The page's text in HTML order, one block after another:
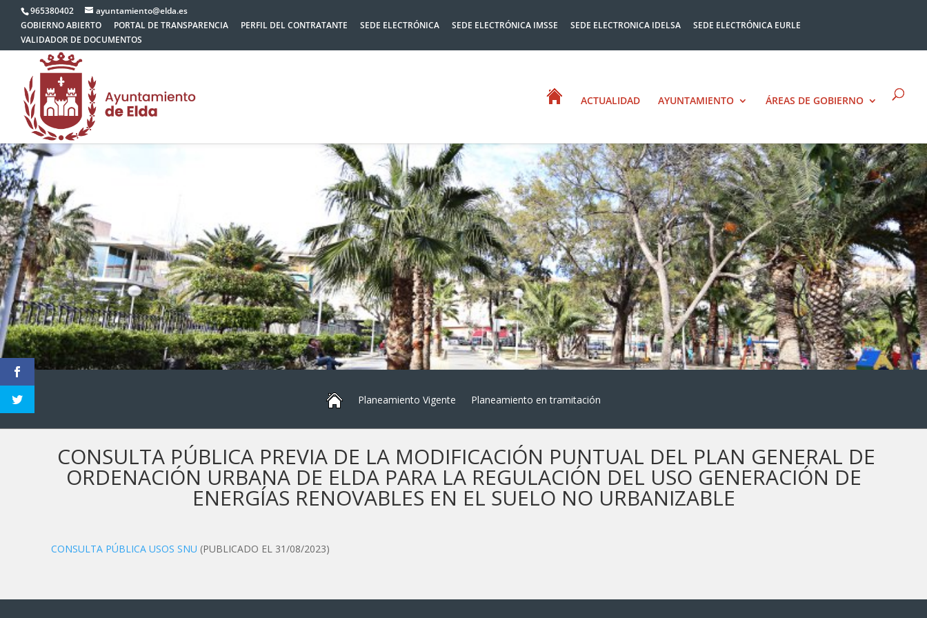
965380402
ayuntamiento@elda.es
GOBIERNO ABIERTO
PORTAL DE TRANSPARENCIA PERFIL DEL CONTRATANTE SEDE ELECTRÓNICA SEDE ELECTRÓNICA IMSSE SEDE ELECTRONICA IDELSA
SEDE ELECTRÓNICA EURLE
VALIDADOR DE DOCUMENTOS
ACTUALIDAD AYUNTAMIENTO ÁREAS DE GOBIERNO
Planeamiento Vigente Planeamiento en tramitación
CONSULTA PÚBLICA PREVIA DE LA MODIFICACIÓN PUNTUAL DEL PLAN GENERAL DE
ORDENACIÓN URBANA DE ELDA PARA LA REGULACIÓN DEL USO GENERACIÓN DE
ENERGÍAS RENOVABLES EN EL SUELO NO URBANIZABLE
CONSULTA PÚBLICA USOS SNU (PUBLICADO EL 31/08/2023)